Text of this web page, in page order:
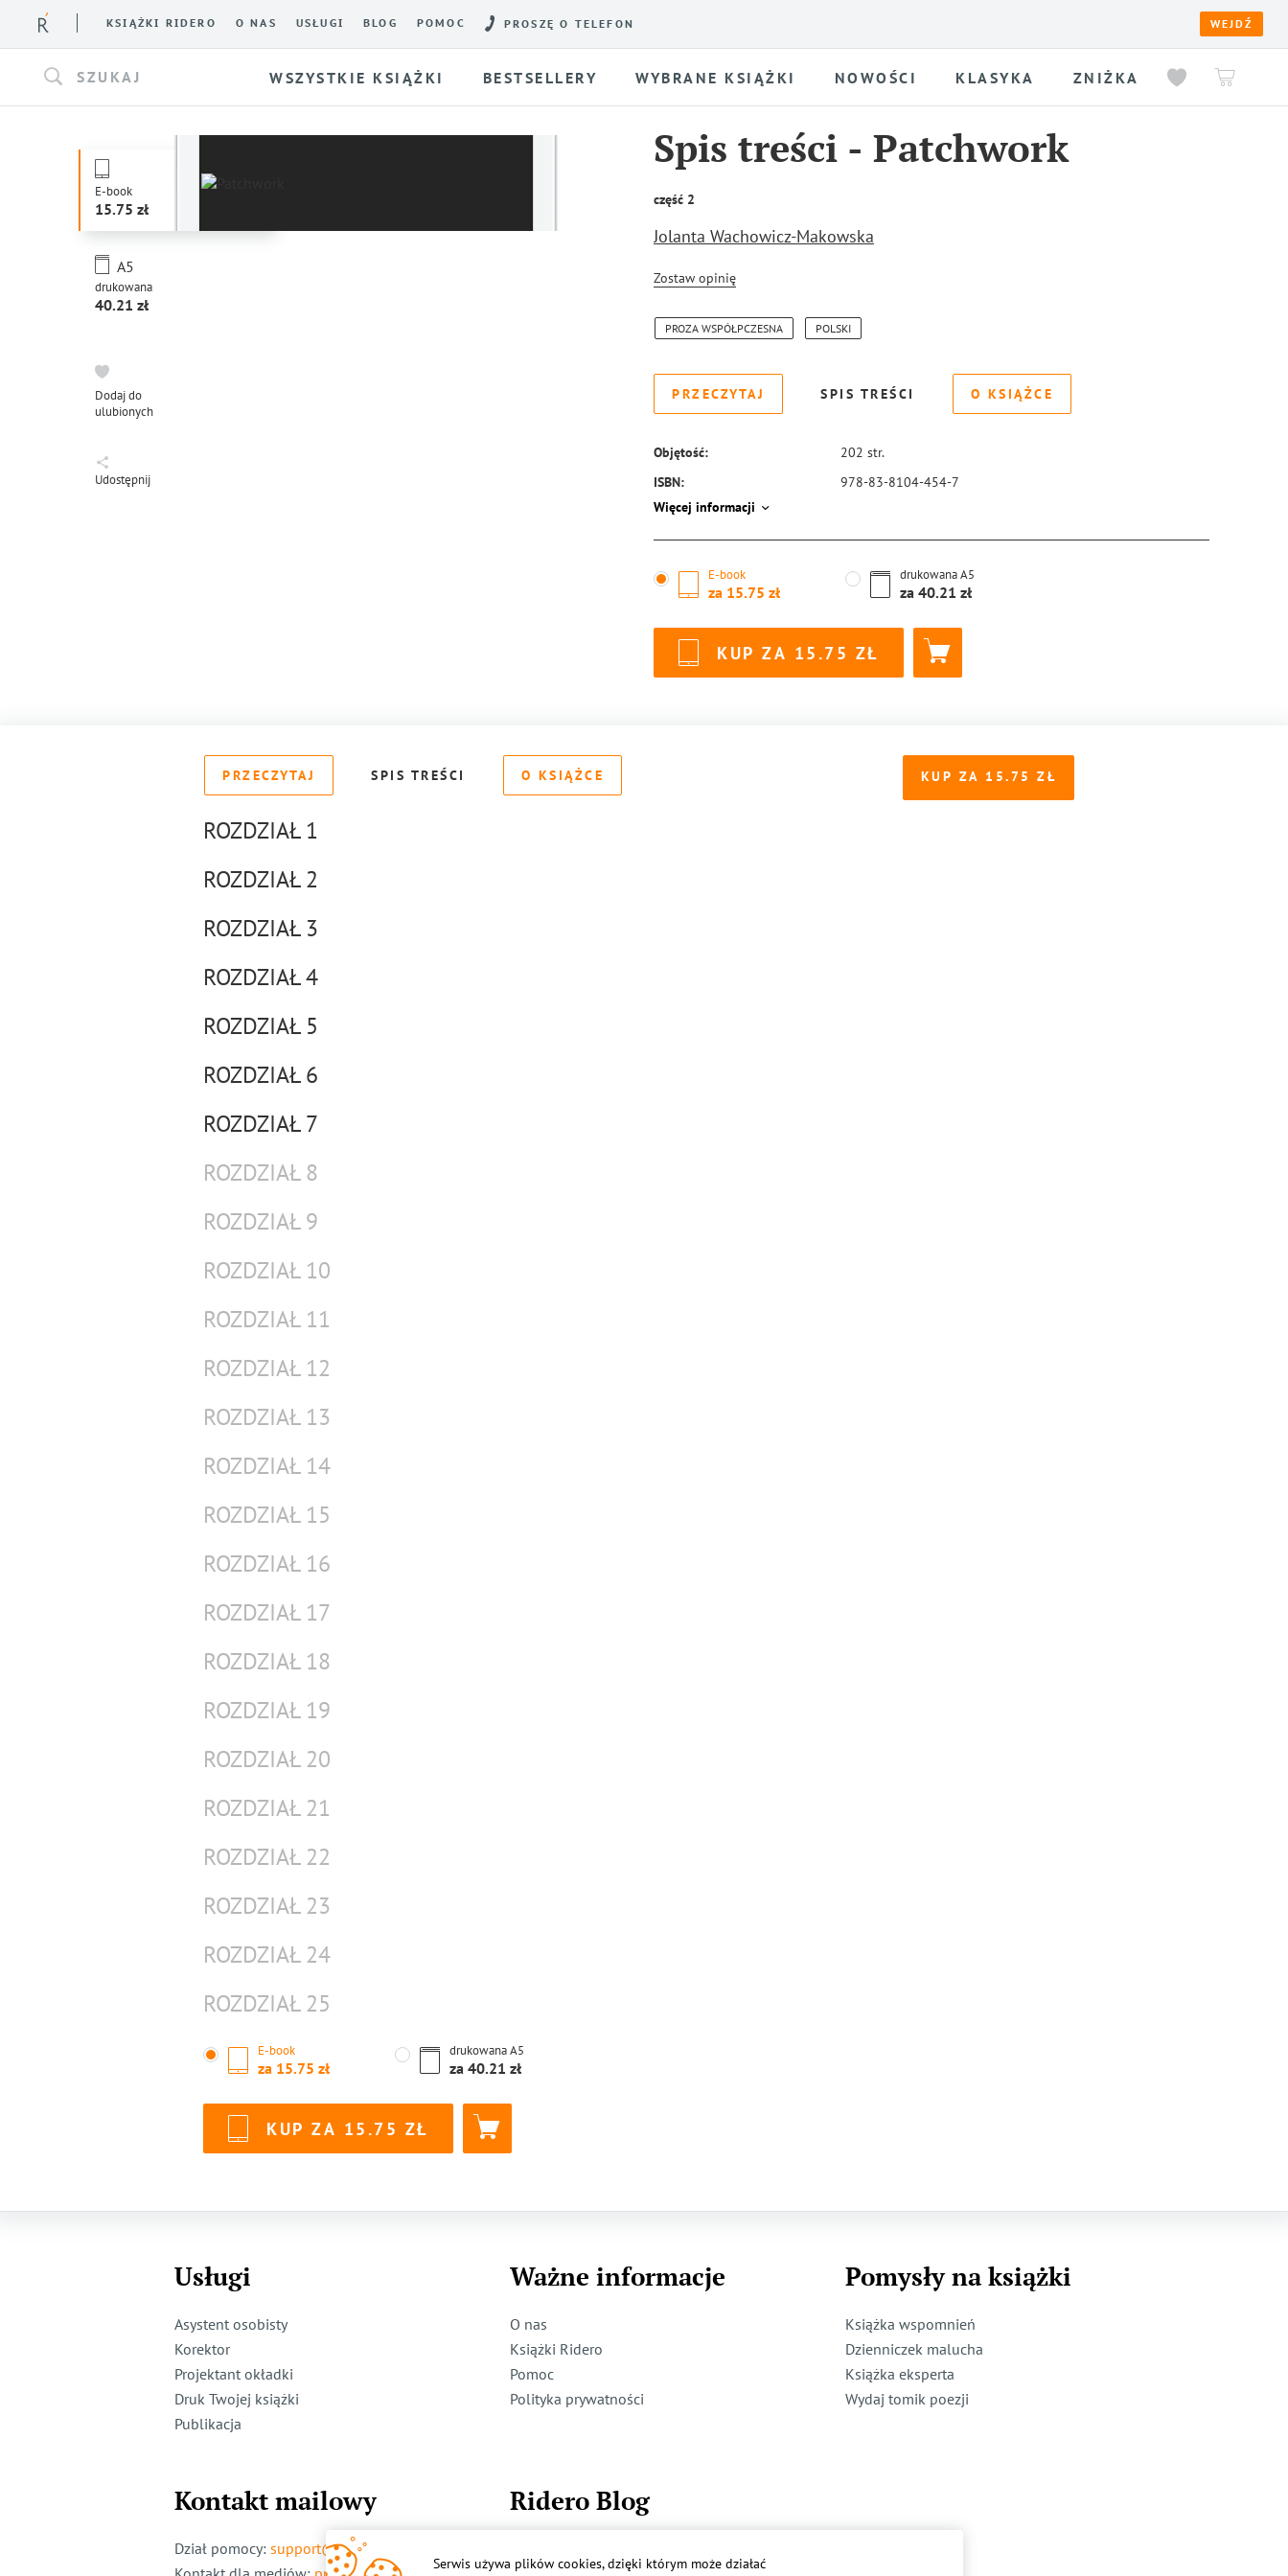
KSIĄŻKI RIDERO O NAS USŁUGI BLOG POMOC PROSZĘ O TELEFON WEJDŹ
SZUKAJ WSZYSTKIE KSIĄŻKI BESTSELLERY WYBRANE KSIĄŻKI NOWOŚCI KLASYKA ZNIŻKA
E-book
15.75
drukowana
A5
40.21
Dodaj do
ulubionych
Udostępnij
Spis treści - Patchwork
część 2
Jolanta Wachowicz-Makowska
Zostaw opinię
PROZA WSPÓŁPCZESNA POLSKI
PRZECZYTAJ SPIS TREŚCI O KSIĄŻCE
Objętość: 202 str.
ISBN:
978-83-8104-454-7
Więcej informacji
E-book
za 15.75
drukowanaA5
za 40.21
KUP ZA 15.75
KUP ZA 15.75
PRZECZYTAJ SPIS TREŚCI O KSIĄŻCE
ROZDZIAŁ 1
ROZDZIAŁ 2
ROZDZIAŁ 3
ROZDZIAŁ 4
ROZDZIAŁ 5
ROZDZIAŁ 6
ROZDZIAŁ 7
ROZDZIAŁ 8
ROZDZIAŁ 9
ROZDZIAŁ 10
ROZDZIAŁ 11
ROZDZIAŁ 12
ROZDZIAŁ 13
ROZDZIAŁ 14
ROZDZIAŁ 15
ROZDZIAŁ 16
ROZDZIAŁ 17
ROZDZIAŁ 18
ROZDZIAŁ 19
ROZDZIAŁ 20
ROZDZIAŁ 21
ROZDZIAŁ 22
ROZDZIAŁ 23
ROZDZIAŁ 24
ROZDZIAŁ 25
E-book
za 15.75
drukowanaA5
za 40.21
KUP ZA 15.75
Usługi
Asystent osobisty
Korektor
Projektant okładki
Druk Twojej książki
Publikacja
Ważne informacje
O nas
Książki Ridero
Pomoc
Polityka prywatności
Pomysły na książki
Książka wspomnień
Dzienniczek malucha
Książka eksperta
Wydaj tomik poezji
Kontakt mailowy
Dział pomocy: support@ridero.pl
Ridero Blog
Serwis używa plików cookies, dzięki którym może działać